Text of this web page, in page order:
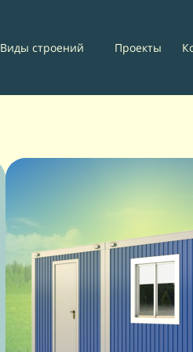
Виды строений Проекты